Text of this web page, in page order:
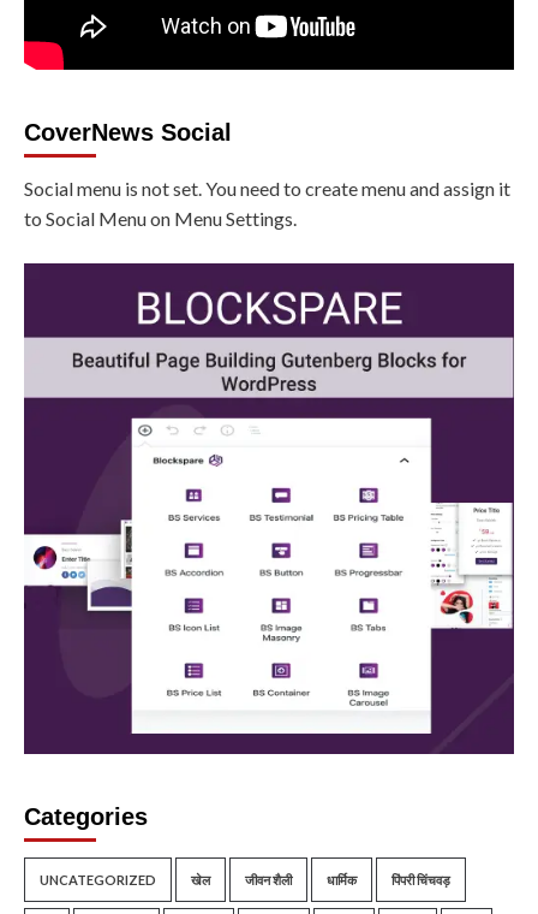
CoverNews Social
Social menu is not set. You need to create menu and assign it
to Social Menu on Menu Settings.
Categories
UNCATEGORIZED खेल जीवन शैली धार्मिक पिंपरी चिंचवड़